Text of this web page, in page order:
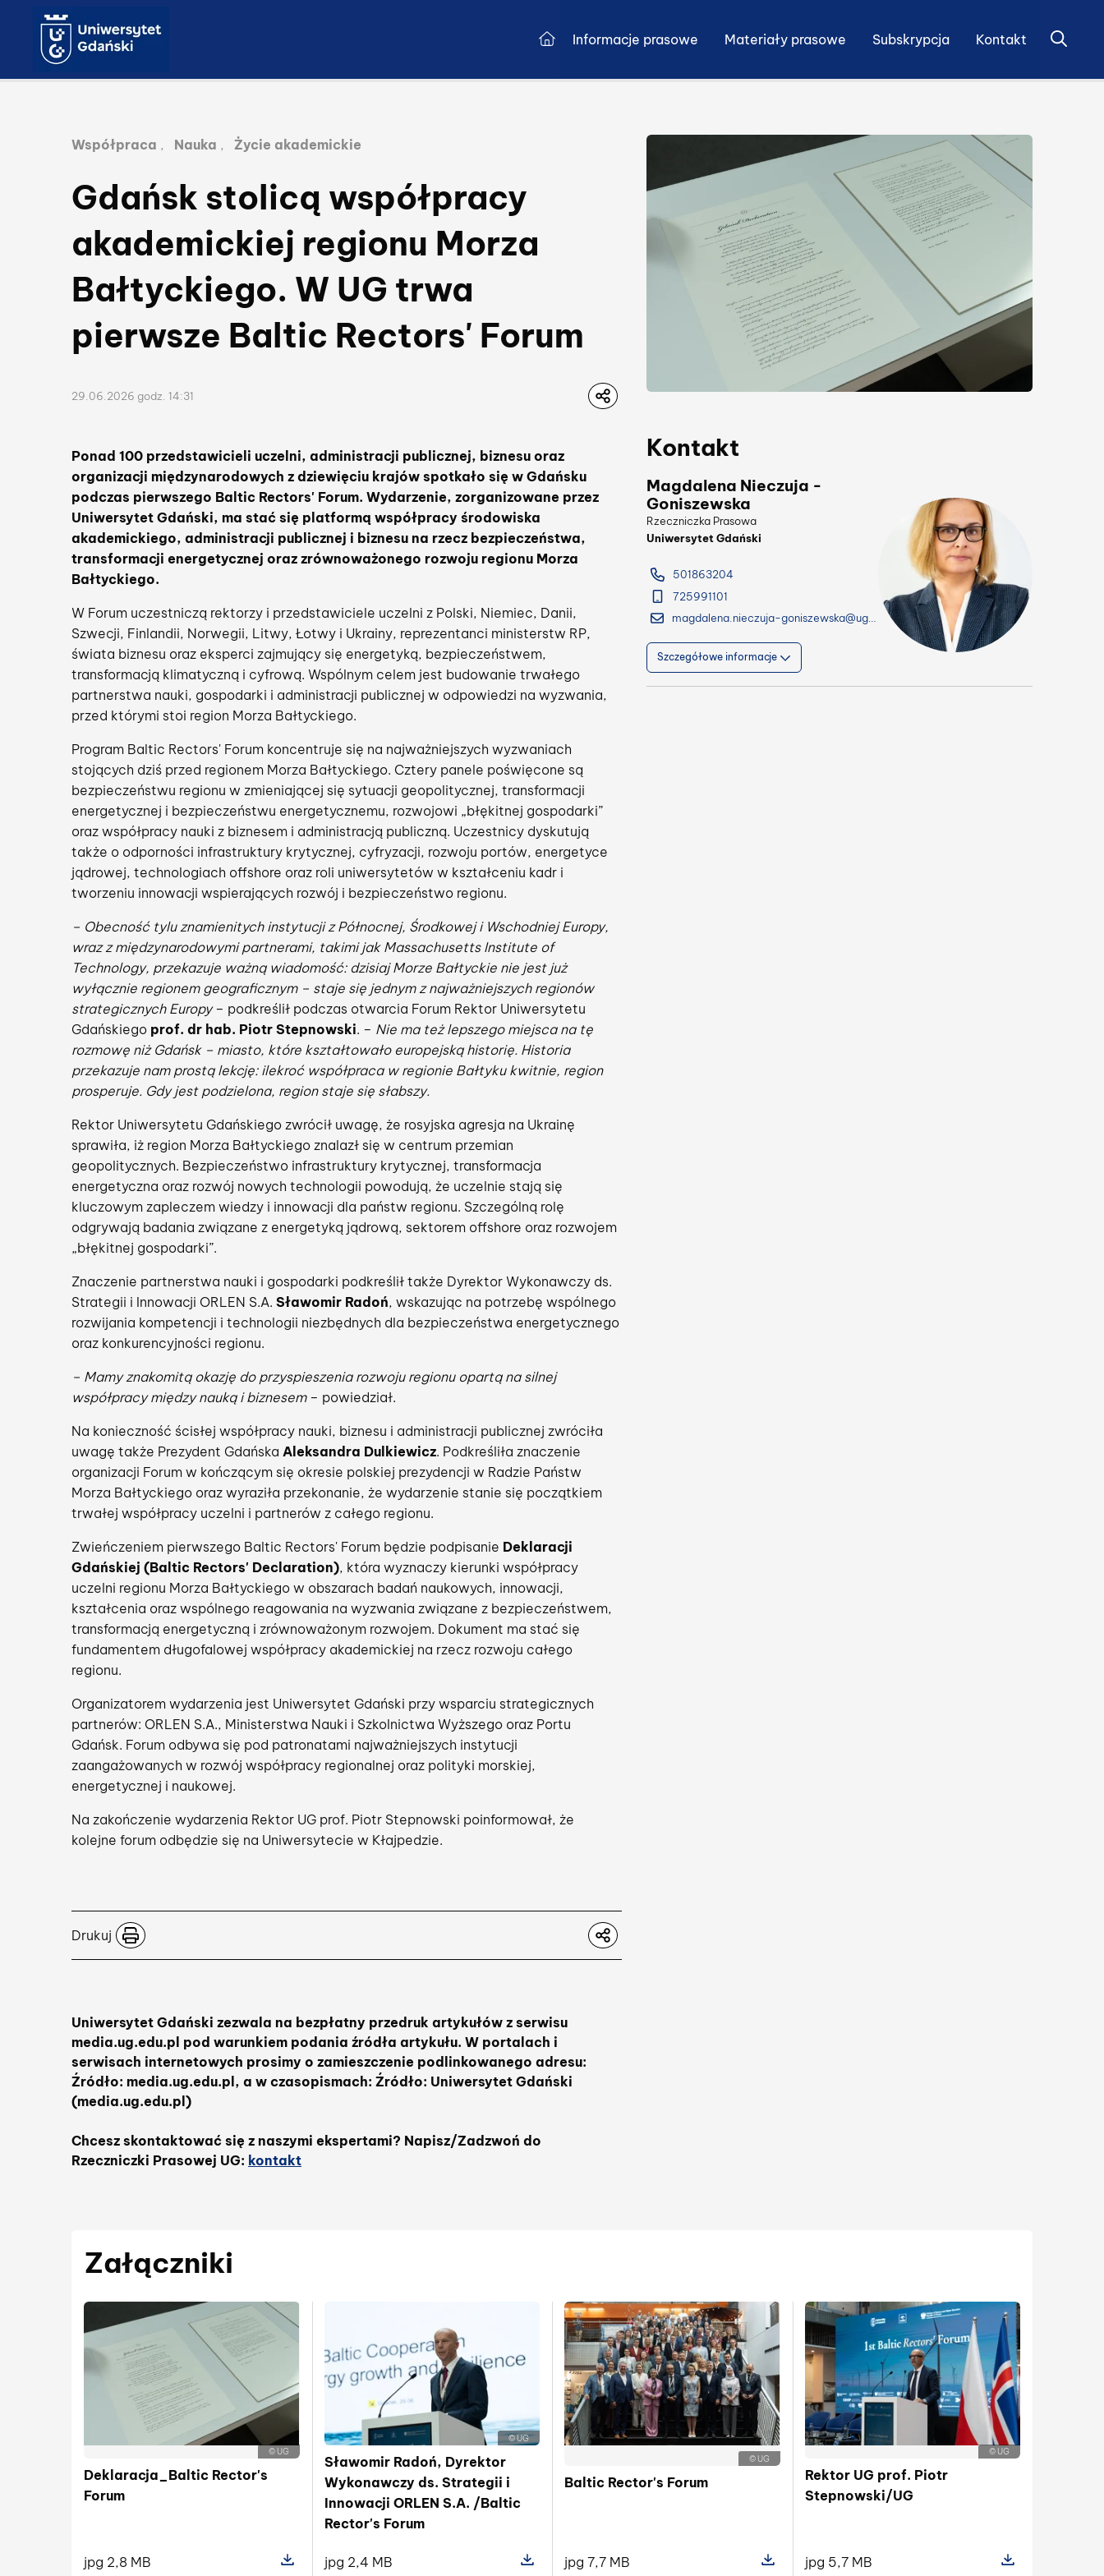
Przejdź do strony głównej
Informacje prasowe Materiały prasowe Subskrypcja Kontakt Otwórz
Gdańsk stolicą współpracy
akademickiej regionu Morza
Bałtyckiego. W UG trwa
pierwsze Baltic Rectors' Forum
Lista przynależnych kategorii publikacji
Współpraca , Nauka , Życie akademickie
29.06.2026 godz. 14:31
Ponad 100 przedstawicieli uczelni, administracji publicznej, biznesu oraz
organizacji międzynarodowych z dziewięciu krajów spotkało się w Gdańsku
podczas pierwszego Baltic Rectors' Forum. Wydarzenie, zorganizowane przez
Uniwersytet Gdański, ma stać się platformą współpracy środowiska
akademickiego, administracji publicznej i biznesu na rzecz bezpieczeństwa,
transformacji energetycznej oraz zrównoważonego rozwoju regionu Morza
Bałtyckiego.
W Forum uczestniczą rektorzy i przedstawiciele uczelni z Polski, Niemiec, Danii,
Szwecji, Finlandii, Norwegii, Litwy, Łotwy i Ukrainy, reprezentanci ministerstw RP,
świata biznesu oraz eksperci zajmujący się energetyką, bezpieczeństwem,
transformacją klimatyczną i cyfrową. Wspólnym celem jest budowanie trwałego
partnerstwa nauki, gospodarki i administracji publicznej w odpowiedzi na wyzwania,
przed którymi stoi region Morza Bałtyckiego.
Program Baltic Rectors' Forum koncentruje się na najważniejszych wyzwaniach
stojących dziś przed regionem Morza Bałtyckiego. Cztery panele poświęcone są
bezpieczeństwu regionu w zmieniającej się sytuacji geopolitycznej, transformacji
energetycznej i bezpieczeństwu energetycznemu, rozwojowi „błękitnej gospodarki”
oraz współpracy nauki z biznesem i administracją publiczną. Uczestnicy dyskutują
także o odporności infrastruktury krytycznej, cyfryzacji, rozwoju portów, energetyce
jądrowej, technologiach offshore oraz roli uniwersytetów w kształceniu kadr i
tworzeniu innowacji wspierających rozwój i bezpieczeństwo regionu.
– Obecność tylu znamienitych instytucji z Północnej, Środkowej i Wschodniej Europy,
wraz z międzynarodowymi partnerami, takimi jak Massachusetts Institute of
Technology, przekazuje ważną wiadomość: dzisiaj Morze Bałtyckie nie jest już
wyłącznie regionem geograficznym – staje się jednym z najważniejszych regionów
strategicznych Europy– podkreślił podczas otwarcia Forum Rektor Uniwersytetu
Gdańskiego prof. dr hab. Piotr Stepnowski. – Nie ma też lepszego miejsca na tę
rozmowę niż Gdańsk – miasto, które kształtowało europejską historię. Historia
przekazuje nam prostą lekcję: ilekroć współpraca w regionie Bałtyku kwitnie, region
prosperuje. Gdy jest podzielona, region staje się słabszy.
Rektor Uniwersytetu Gdańskiego zwrócił uwagę, że rosyjska agresja na Ukrainę
sprawiła, iż region Morza Bałtyckiego znalazł się w centrum przemian
geopolitycznych. Bezpieczeństwo infrastruktury krytycznej, transformacja
energetyczna oraz rozwój nowych technologii powodują, że uczelnie stają się
kluczowym zapleczem wiedzy i innowacji dla państw regionu. Szczególną rolę
odgrywają badania związane z energetyką jądrową, sektorem offshore oraz rozwojem
„błękitnej gospodarki”.
Znaczenie partnerstwa nauki i gospodarki podkreślił także Dyrektor Wykonawczy ds.
Strategii i Innowacji ORLEN S.A. Sławomir Radoń, wskazując na potrzebę wspólnego
rozwijania kompetencji i technologii niezbędnych dla bezpieczeństwa energetycznego
oraz konkurencyjności regionu.
– Mamy znakomitą okazję do przyspieszenia rozwoju regionu opartą na silnej
współpracy między nauką i biznesem– powiedział.
Na konieczność ścisłej współpracy nauki, biznesu i administracji publicznej zwróciła
uwagę także Prezydent Gdańska Aleksandra Dulkiewicz. Podkreśliła znaczenie
organizacji Forum w kończącym się okresie polskiej prezydencji w Radzie Państw
Morza Bałtyckiego oraz wyraziła przekonanie, że wydarzenie stanie się początkiem
trwałej współpracy uczelni i partnerów z całego regionu.
Zwieńczeniem pierwszego Baltic Rectors' Forum będzie podpisanie Deklaracji
Gdańskiej (Baltic Rectors' Declaration), która wyznaczy kierunki współpracy
uczelni regionu Morza Bałtyckiego w obszarach badań naukowych, innowacji,
kształcenia oraz wspólnego reagowania na wyzwania związane z bezpieczeństwem,
transformacją energetyczną i zrównoważonym rozwojem. Dokument ma stać się
fundamentem długofalowej współpracy akademickiej na rzecz rozwoju całego
regionu.
Organizatorem wydarzenia jest Uniwersytet Gdański przy wsparciu strategicznych
partnerów: ORLEN S.A., Ministerstwa Nauki i Szkolnictwa Wyższego oraz Portu
Gdańsk. Forum odbywa się pod patronatami najważniejszych instytucji
zaangażowanych w rozwój współpracy regionalnej oraz polityki morskiej,
energetycznej i naukowej.
Na zakończenie wydarzenia Rektor UG prof. Piotr Stepnowski poinformował, że
kolejne forum odbędzie się na Uniwersytecie w Kłajpedzie.
Drukuj
Uniwersytet Gdański zezwala na bezpłatny przedruk artykułów z serwisu
media.ug.edu.pl pod warunkiem podania źródła artykułu. W portalach i
serwisach internetowych prosimy o zamieszczenie podlinkowanego adresu:
Źródło: media.ug.edu.pl, a w czasopismach: Źródło: Uniwersytet Gdański
(media.ug.edu.pl)
Chcesz skontaktować się z naszymi ekspertami? Napisz/Zadzwoń do
Rzeczniczki Prasowej UG: kontakt
Kontakt
Magdalena Nieczuja -
Goniszewska
Rzeczniczka Prasowa
Uniwersytet Gdański
501863204
725991101
magdalena.nieczuja-goniszewska@ug.edu.pl
Szczegółowe informacje
Załączniki
© UG
Deklaracja_Baltic Rector's
Forum
jpg 2,8 MB
© UG
Sławomir Radoń, Dyrektor
Wykonawczy ds. Strategii i
Innowacji ORLEN S.A. /Baltic
Rector's Forum
jpg 2,4 MB
© UG
Baltic Rector's Forum
jpg 7,7 MB
© UG
Rektor UG prof. Piotr
Stepnowski/UG
jpg 5,7 MB